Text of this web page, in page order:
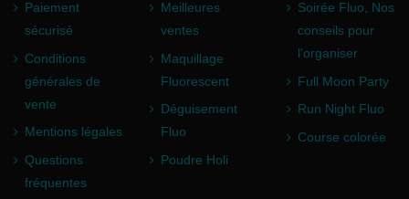
Paiement
sécurisé
Conditions
générales de
vente
Mentions légales
Questions
fréquentes
Meilleures
ventes
Maquillage
Fluorescent
Déguisement
Fluo
Poudre Holi
Soirée Fluo, Nos
conseils pour
l'organiser
Full Moon Party
Run Night Fluo
Course colorée